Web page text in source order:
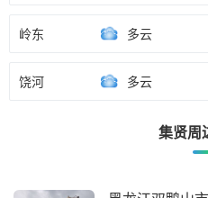
岭东 多云
饶河 多云
集贤周